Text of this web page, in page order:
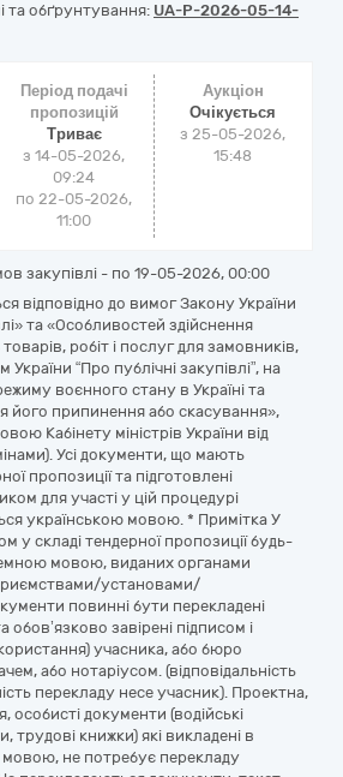
та обґрунтування: UA-P-2026-05-14-
Період подачі
пропозицій
Триває
з 14-05-2026,
09:24
по 22-05-2026,
11:00
Аукціон
Очікується
з25-05-2026,
15:48
закупівлі - по 19-05-2026, 00:00
відповідно до вимог Закону України
та «Особливостей здійснення
робіт і послуг для замовників,
“Про публічні закупівлі”, на
воєнного стану в Україні та
його припинення або скасування»,
Кабінету міністрів України від
Усі документи, що мають
пропозиції та підготовлені
для участі у цій процедурі
українською мовою. * Примітка У
у складі тендерної пропозиції будь-
мовою, виданих органами
установами/
повинні бути перекладені
завірені підписом і
учасника, або бюро
або нотаріусом. (відповідальність
перекладу несе учасник). Проектна,
особисті документи (водійські
трудові книжки) які викладені в
мовою, не потребує перекладу